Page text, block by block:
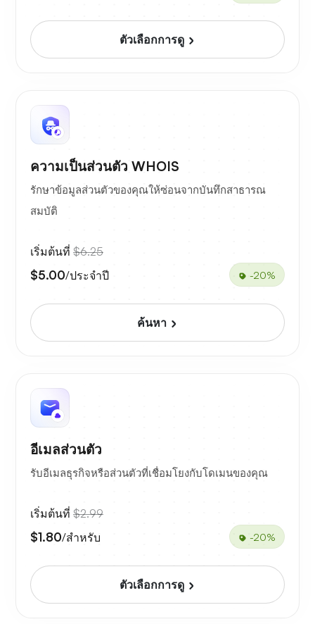
ตัวเลือกการดู
ความเป็นส่วนตัว WHOIS
รักษาข้อมูลส่วนตัวของคุณให้ซ่อนจากบันทึกสาธารณ
สมบัติ
เริ่มต้นที่ $6.25
$5.00/ประจำปี -20%
ค้นหา
อีเมลส่วนตัว
รับอีเมลธุรกิจหรือส่วนตัวที่เชื่อมโยงกับโดเมนของคุณ
เริ่มต้นที่ $2.99
$1.80/สำหรับ -20%
ตัวเลือกการดู